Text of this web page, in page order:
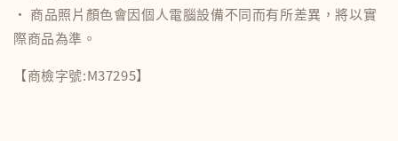
• 商品照片顏色會因個人電腦設備不同而有所差異，將以實
際商品為準。
【商檢字號:M37295】